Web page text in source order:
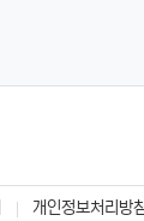
개인정보처리방